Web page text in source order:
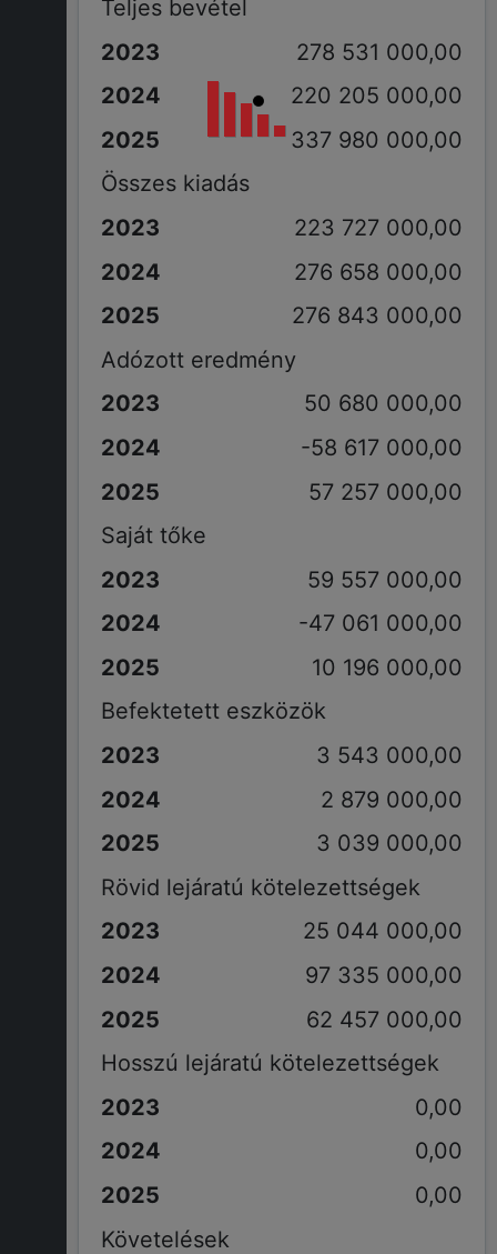
Teljes bevétel
278 531 000,00
220 205 000,00
337 980 000,00
Összes kiadás
223 727 000,00
276 658 000,00
276 843 000,00
Adózott eredmény
50 680 000,00
-58 617 000,00
57 257 000,00
Saját tőke
59 557 000,00
-47 061 000,00
10 196 000,00
Befektetett eszközök
3 543 000,00
2 879 000,00
3 039 000,00
Rövid lejáratú kötelezettségek
25 044 000,00
97 335 000,00
62 457 000,00
Hosszú lejáratú kötelezettségek
0,00
0,00
0,00
Követelések